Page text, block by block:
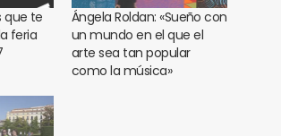
que te
feria
Ángela Roldan: «Sueño con
un mundo en el que el
arte sea tan popular
como la música»